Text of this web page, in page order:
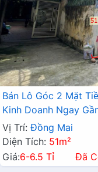
Bán Lô Góc 2 Mặt
Kinh Doanh Ngay
Vị Trí: Đồng Mai
Diện Tích: 51m²
Giá:6-6.5 Tỉ Đã